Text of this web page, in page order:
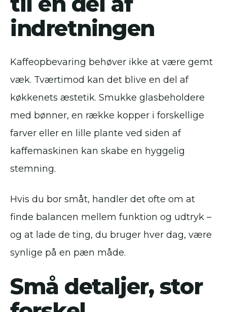
indretningen
Kaffeopbevaring behøver ikke at være gemt
væk. Tværtimod kan det blive en del af
køkkenets æstetik. Smukke glasbeholdere
med bønner, en række kopper i forskellige
farver eller en lille plante ved siden af
kaffemaskinen kan skabe en hyggelig
stemning.
Hvis du bor småt, handler det ofte om at
finde balancen mellem funktion og udtryk –
og at lade de ting, du bruger hver dag, være
synlige på en pæn måde.
Små detaljer, stor